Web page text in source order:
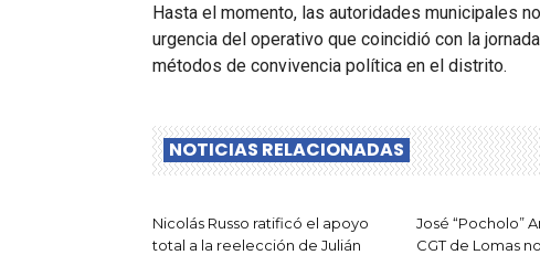
Hasta el momento, las autoridades municipales
urgencia del operativo que coincidió con la
métodos de convivencia política en el distrito.
NOTICIAS RELACIONADAS
Nicolás Russo ratificó el apoyo
total a la reelección de Julián
José “Pocholo”
CGT de Lomas